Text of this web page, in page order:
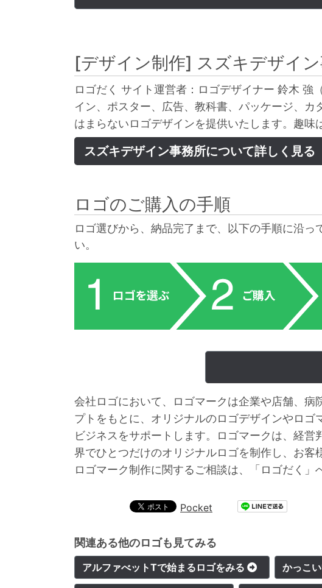
[デザイン制作] スズキデザイ
ロゴだく サイト運営者：ロゴデザイナー 鈴木
イン、ポスター、広告、教科書、パッケージ、
はまらないロゴデザインを提供いたします。趣味
スズキデザイン事務所について詳しく見る
ロゴのご購入の手順
ロゴ選びから、納品完了まで、以下の手順に沿
い。
会社ロゴにおいて、ロゴマークは企業や店舗、
プトをもとに、オリジナルのロゴデザインやロ
ビジネスをサポートします。ロゴマークは、経
界でひとつだけのオリジナルロゴを制作し、お
ロゴマーク制作に関するご相談は、「ロゴだく」
Pocket
関連ある他のロゴも見てみる
アルファべットTで始まるロゴをみる かっこ